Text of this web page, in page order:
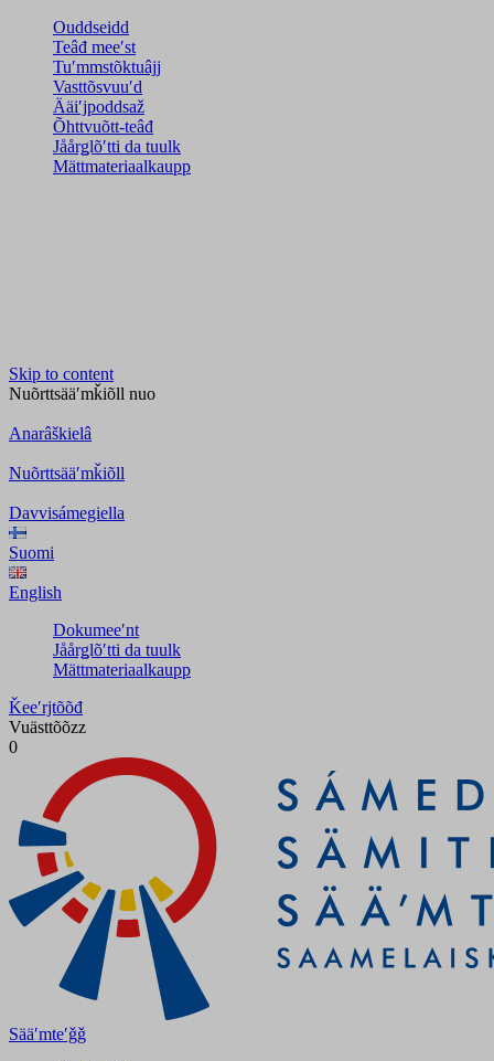
Ouddseidd
Teâđ meeʹst
Tuʹmmstõktuâjj
Vasttõsvuuʹd
Ääiʹjpoddsaž
Õhttvuõtt-teâđ
Jåårǥlõʹtti da tuulk
Mättmateriaalkaupp
Skip to content
Nuõrttsääʹmǩiõll nuo
Anarâškielâ
Nuõrttsääʹmǩiõll
Davvisámegiella
Suomi
English
Dokumeeʹnt
Jåårǥlõʹtti da tuulk
Mättmateriaalkaupp
Ǩeeʹrjtõõđ
Vuästtõõzz
0
Sääʹmteʹǧǧ